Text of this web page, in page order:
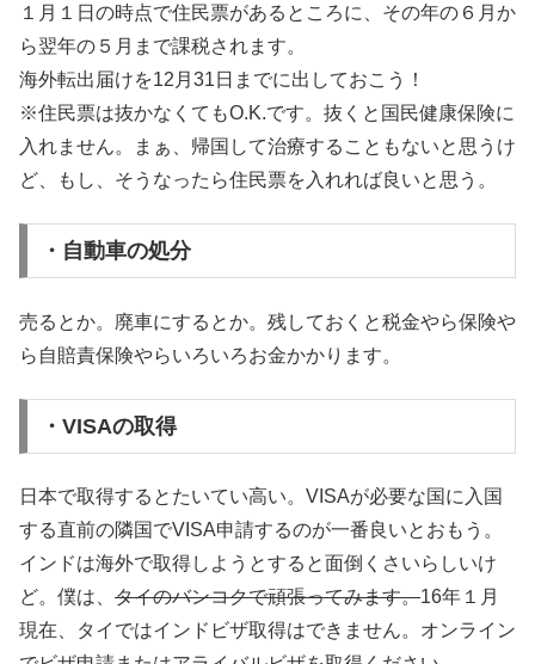
１月１日の時点で住民票があるところに、その年の６月か
ら翌年の５月まで課税されます。
海外転出届けを12月31日までに出しておこう！
※住民票は抜かなくてもO.K.です。抜くと国民健康保険に
入れません。まぁ、帰国して治療することもないと思うけ
ど、もし、そうなったら住民票を入れれば良いと思う。
・自動車の処分
売るとか。廃車にするとか。残しておくと税金やら保険や
ら自賠責保険やらいろいろお金かかります。
・VISAの取得
日本で取得するとたいてい高い。VISAが必要な国に入国
する直前の隣国でVISA申請するのが一番良いとおもう。
インドは海外で取得しようとすると面倒くさいらしいけ
ど。僕は、 タイのバンコクで頑張ってみます。16年１月
現在、タイではインドビザ取得はできません。オンライン